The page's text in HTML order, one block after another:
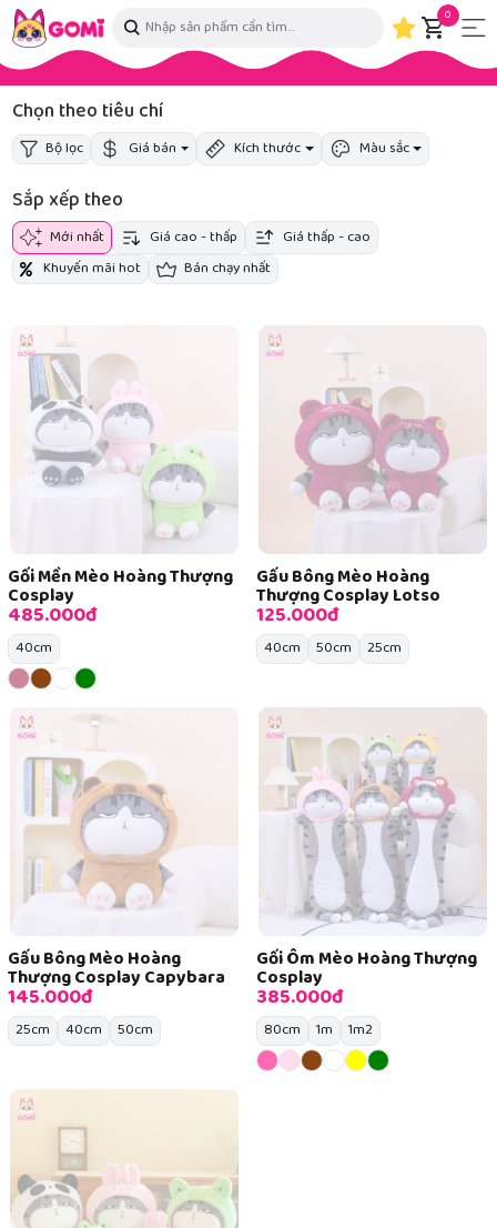
0
Chọn theo tiêu chí
Bộ lọc Giá bán Kích thước Màu sắc
Sắp xếp theo
Mới nhất Giá cao - thấp
Giá thấp - cao
Khuyến mãi hot
Bán chạy nhất
Gối Mền Mèo Hoàng Thượng
Cosplay
485.000đ
40cm
Gấu Bông Mèo Hoàng
Thượng Cosplay Lotso
125.000đ
40cm 50cm 25cm
Gấu Bông Mèo Hoàng
Thượng Cosplay Capybara
145.000đ
25cm 40cm 50cm
Gối Ôm Mèo Hoàng Thượng
Cosplay
385.000đ
80cm 1m 1m2